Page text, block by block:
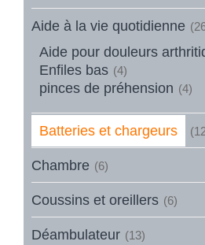
Aide à la vie quotidienne
Aide pour douleurs
Enfiles bas (4)
pinces de préhension (4)
Batteries et chargeurs
Chambre (6)
Coussins et oreillers (6)
Déambulateur (13)